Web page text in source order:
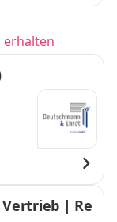
erhalten
| Re